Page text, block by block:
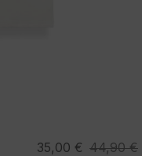
44,90€
El
35,00 €
El